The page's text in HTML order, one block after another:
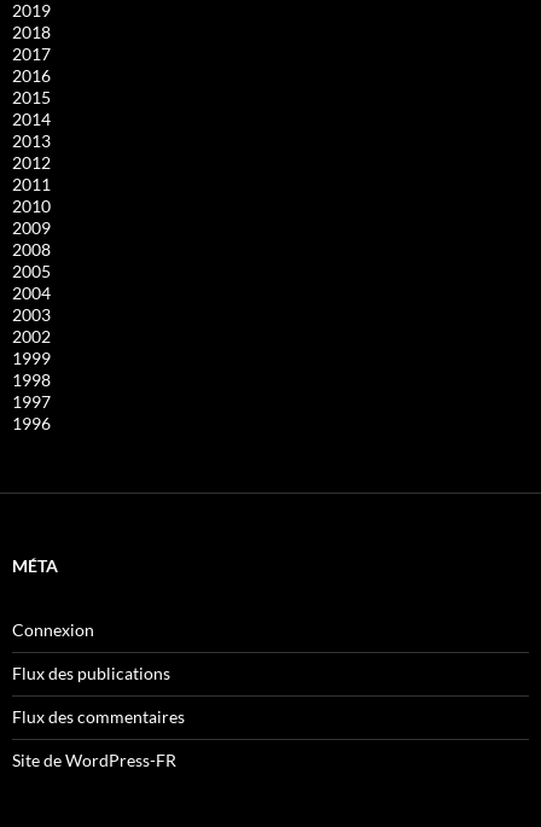
2019
2018
2017
2016
2015
2014
2013
2012
2011
2010
2009
2008
2005
2004
2003
2002
1999
1998
1997
1996
MÉTA
Connexion
Flux des publications
Flux des commentaires
Site de WordPress-FR